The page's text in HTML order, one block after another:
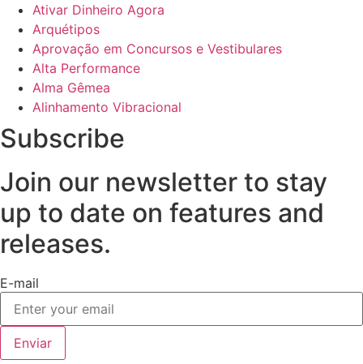
Ativar Dinheiro Agora
Arquétipos
Aprovação em Concursos e Vestibulares
Alta Performance
Alma Gêmea
Alinhamento Vibracional
Subscribe
Join our newsletter to stay
up to date on features and
releases.
E-mail
Enviar